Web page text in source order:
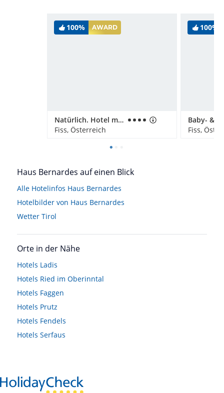
100% AWARD
Natürlich. Hotel mit Charakter
Fiss, Österreich
100%
Fiss,
Haus Bernardes auf einen Blick
Alle Hotelinfos Haus Bernardes
Hotelbilder von Haus Bernardes
Wetter Tirol
Orte in der Nähe
Hotels Ladis
Hotels Ried im Oberinntal
Hotels Faggen
Hotels Prutz
Hotels Fendels
Hotels Serfaus